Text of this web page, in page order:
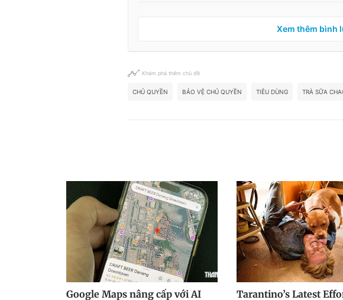
Xem thêm bình
Khám phá thêm chủ đề
CHỦ QUYỀN BẢO VỆ CHỦ QUYỀN TIÊU DÙNG TRÀ SỮA